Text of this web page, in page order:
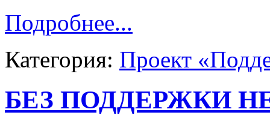
Подробнее...
Категория: Проект
БЕЗ ПОДДЕРЖКИ